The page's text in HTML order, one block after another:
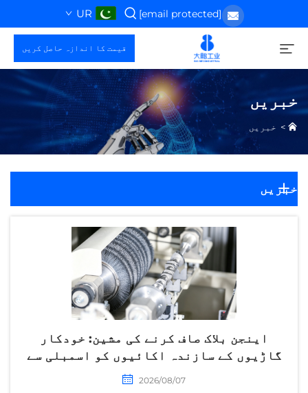
[email protected]
UR
قیمت کا اندازہ حاصل کریں
خبریں
> خبریں
خبریں
اینجن بلاک صاف کرنے کی مشین: خودکار
گاڑیوں کے سازندہ اکائیوں کو اسمبلی سے
پہلے قابل اعتماد صفائی حاصل کرنے کا
2026/08/07